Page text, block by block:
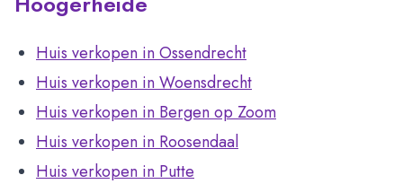
Huis verkopen in Ossendrecht
Huis verkopen in Woensdrecht
Huis verkopen in Bergen op Zoom
Huis verkopen in Roosendaal
Huis verkopen in Putte